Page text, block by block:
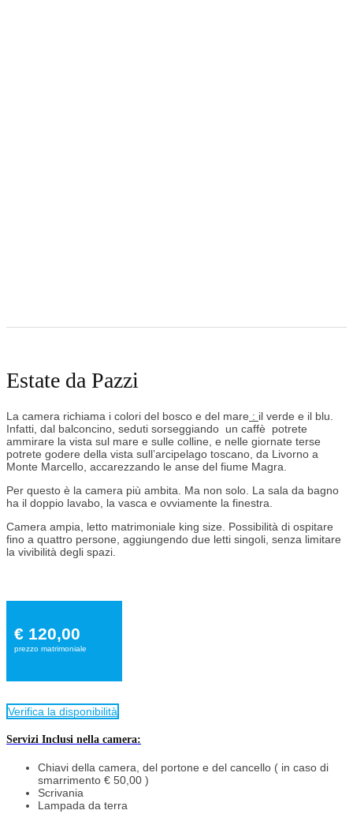
Estate da Pazzi
La camera richiama i colori del bosco e del mare : il verde e il blu.
Infatti, dal balconcino, seduti sorseggiando un caffè potrete
ammirare la vista sul mare e sulle colline, e nelle giornate terse
potrete godere della vista sull’arcipelago toscano, da Livorno a
Monte Marcello, accarezzando le anse del fiume Magra.
Per questo è la camera più ambita. Ma non solo. La sala da bagno
ha il doppio lavabo, la vasca e ovviamente la finestra.
Camera ampia, letto matrimoniale king size. Possibilità di ospitare
fino a quattro persone, aggiungendo due letti singoli, senza limitare
la vivibilità degli spazi.
€ 120,00
prezzo matrimoniale
Verifica la disponibilità
Servizi Inclusi nella camera:
Chiavi della camera, del portone e del cancello ( in caso di
smarrimento € 50,00 )
Scrivania
Lampada da terra